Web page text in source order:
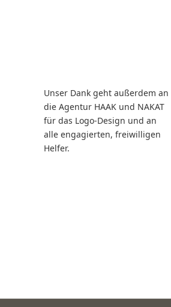
Unser Dank geht außerdem an
die Agentur HAAK und NAKAT
für das Logo-Design und an
alle engagierten, freiwilligen
Helfer.